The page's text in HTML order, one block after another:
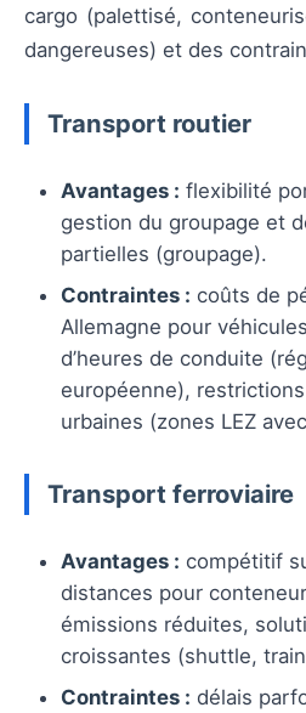
cargo (palettisé,
dangereuses) et des
Transport routier
Avantages : flexibilité
gestion du groupage et
partielles (groupage).
Contraintes : coûts de
Allemagne pour
d’heures de conduite
européenne),
urbaines (zones LEZ avec
Transport ferroviaire
Avantages : compétitif
distances pour
émissions réduites,
croissantes (shuttle,
Contraintes : délais